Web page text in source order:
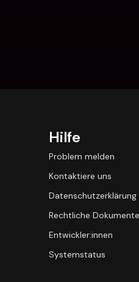
Hilfe
Problem melden
Kontaktiere uns
Datenschutzerklärung
Rechtliche Dokumente
Entwickler:innen
Systemstatus